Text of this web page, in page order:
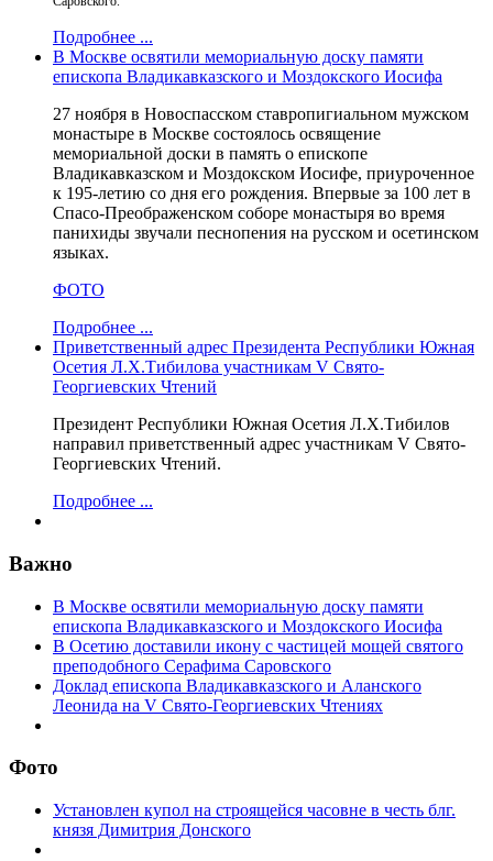
Подробнее ...
В Москве освятили мемориальную доску памяти
епископа Владикавказского и Моздокского Иосифа
27 ноября в Новоспасском ставропигиальном мужском
монастыре в Москве состоялось освящение
мемориальной доски в память о епископе
Владикавказском и Моздокском Иосифе, приуроченное
к 195-летию со дня его рождения. Впервые за 100 лет в
Спасо-Преображенском соборе монастыря во время
панихиды звучали песнопения на русском и осетинском
языках.
ФОТО
Подробнее ...
Приветственный адрес Президента Республики Южная
Осетия Л.Х.Тибилова участникам V Свято-
Георгиевских Чтений
Президент Республики Южная Осетия Л.Х.Тибилов
направил приветственный адрес участникам V Свято-
Георгиевских Чтений.
Подробнее ...
Важно
В Москве освятили мемориальную доску памяти
епископа Владикавказского и Моздокского Иосифа
В Осетию доставили икону с частицей мощей святого
преподобного Серафима Саровского
Доклад епископа Владикавказского и Аланского
Леонида на V Свято-Георгиевских Чтениях
Фото
Установлен купол на строящейся часовне в честь блг.
князя Димитрия Донского